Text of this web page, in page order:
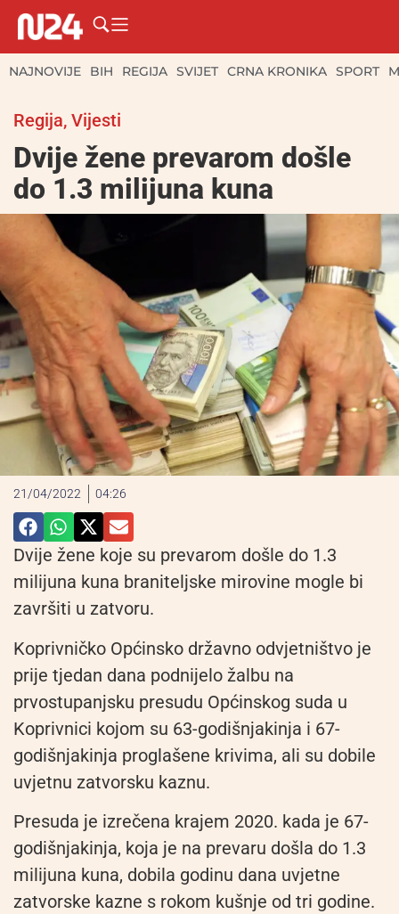
NAJNOVIJE BIH REGIJA SVIJET CRNA KRONIKA SPORT
Regija, Vijesti
Dvije žene prevarom došle
do 1.3 milijuna kuna
21/04/2022 04:26
Dvije žene koje su prevarom došle do 1.3
milijuna kuna braniteljske mirovine mogle bi
završiti u zatvoru.
Koprivničko Općinsko državno odvjetništvo je
prije tjedan dana podnijelo žalbu na
prvostupanjsku presudu Općinskog suda u
Koprivnici kojom su 63-godišnjakinja i 67-
godišnjakinja proglašene krivima, ali su dobile
uvjetnu zatvorsku kaznu.
Presuda je izrečena krajem 2020. kada je 67-
godišnjakinja, koja je na prevaru došla do 1.3
milijuna kuna, dobila godinu dana uvjetne
zatvorske kazne s rokom kušnje od tri godine.